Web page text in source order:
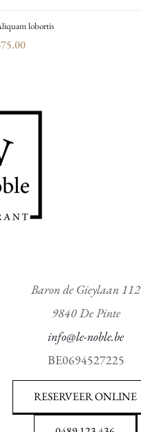
lobortis
75.00
Baron de Gieylaan 112
9840 De Pinte
info@le-noble.be
BE0694527225
RESERVEER ONLINE